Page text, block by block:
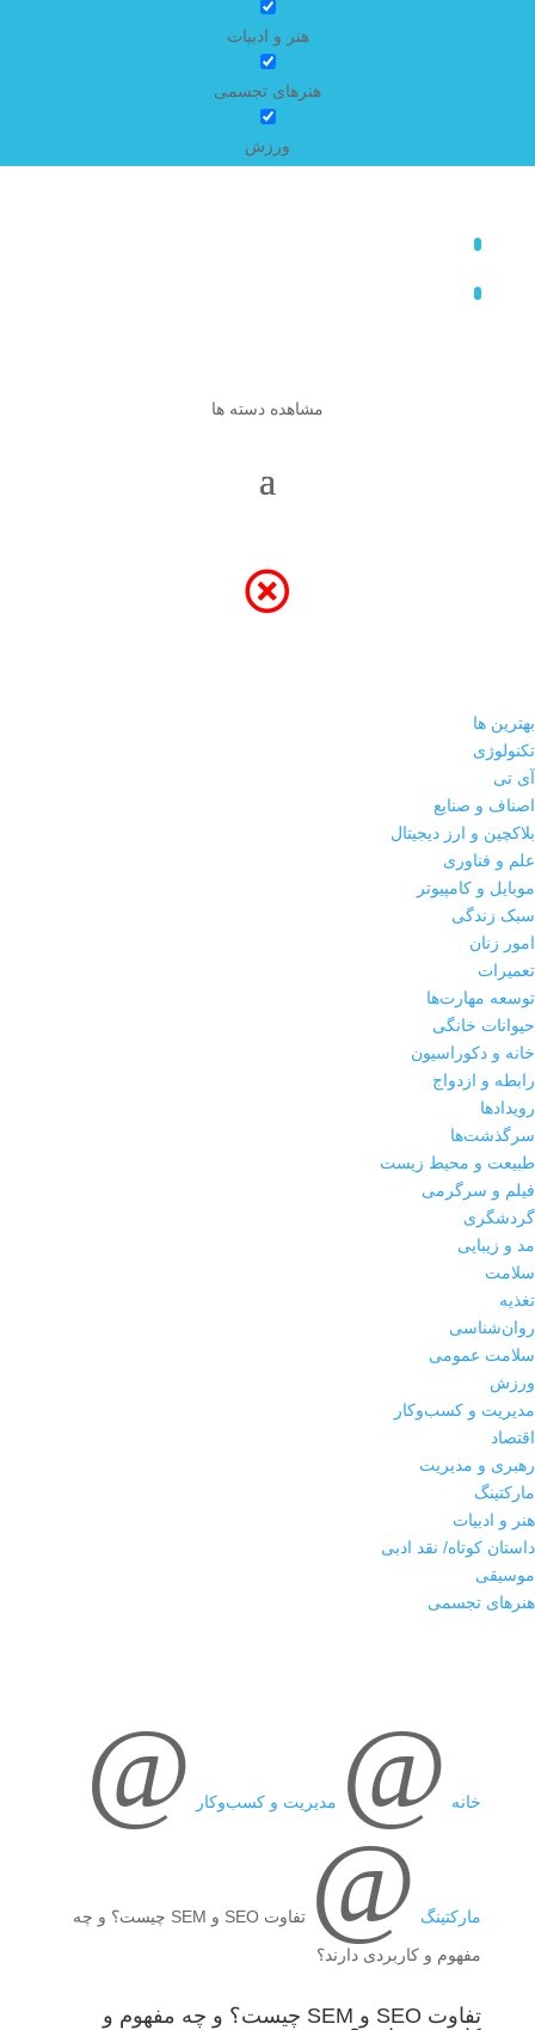
هنر و ادبیات
هنرهای تجسمی
ورزش
مشاهده دسته ها
بهترین ها
تکنولوژی
آی تی
اصناف و صنایع
بلاکچین و ارز دیجیتال
علم و فناوری
موبایل و کامپیوتر
سبک زندگی
امور زنان
تعمیرات
توسعه مهارت‌ها
حیوانات خانگی
خانه و دکوراسیون
رابطه و ازدواج
رویدادها
سرگذشت‌ها
طبیعت و محیط زیست
فیلم و سرگرمی
گردشگری
مد و زیبایی
سلامت
تغذیه
روان‌شناسی
سلامت عمومی
ورزش
مدیریت و کسب‌وکار
اقتصاد
رهبری و مدیریت
مارکتینگ
هنر و ادبیات
داستان کوتاه/ نقد ادبی
موسیقی
هنرهای تجسمی
خانه @ مدیریت و کسب‌وکار @
مارکتینگ @
تفاوت SEO و SEM چیست؟ و چه
مفهوم و کاربردی دارند؟
تفاوت SEO و SEM چیست؟ و چه مفهوم و